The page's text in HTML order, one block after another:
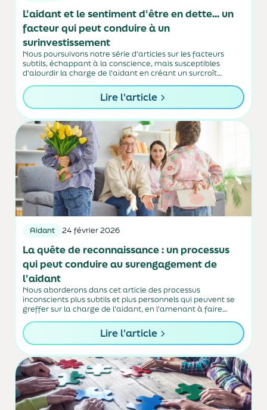
L'aidant et le sentiment d'être en dette... un
facteur qui peut conduire à un
surinvestissement
Nous poursuivons notre série d'articles sur les facteurs
subtils, échappant à la conscience, mais susceptibles
d'alourdir la charge de l'aidant en créant un surcroît
Lire l'article
Aidant 24 février 2026
La quête de reconnaissance : un processus
qui peut conduire au surengagement de
l'aidant
Nous aborderons dans cet article des processus
inconscients plus subtils et plus personnels qui peuvent se
greffer sur la charge de l'aidant, en l'amenant à faire
s'épuiser ou de se sacrifier.Lire l'article